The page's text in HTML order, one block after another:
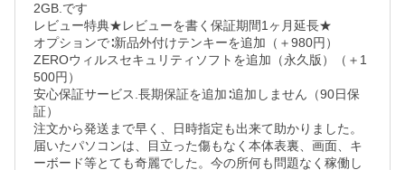
2GB.です
レビュー特典★レビューを書く保証期間1ヶ月延長★
オプションで∶新品外付けテンキーを追加（＋980円）
ZEROウィルスセキュリティソフトを追加（永久版）（＋1
500円）
安心保証サービス.長期保証を追加∶追加しません（90日保
証）
注文から発送まで早く、日時指定も出来て助かりました。
届いたパソコンは、目立った傷もなく本体表裏、画面、キ
ーボード等とても奇麗でした。今の所何も問題なく稼働し